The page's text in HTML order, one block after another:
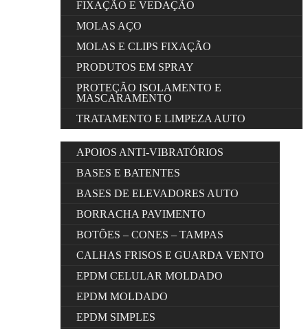
FIXAÇÃO E VEDAÇÃO
MOLAS AÇO
MOLAS E CLIPS FIXAÇÃO
PRODUTOS EM SPRAY
PROTEÇÃO ISOLAMENTO E
MASCARAMENTO
TRATAMENTO E LIMPEZA AUTO
APOIOS ANTI-VIBRATÓRIOS
BASES E BATENTES
BASES DE ELEVADORES AUTO
BORRACHA PAVIMENTO
BOTÕES – CONES – TAMPAS
CALHAS FRISOS E GUARDA VENTO
EPDM CELULAR MOLDADO
EPDM MOLDADO
EPDM SIMPLES